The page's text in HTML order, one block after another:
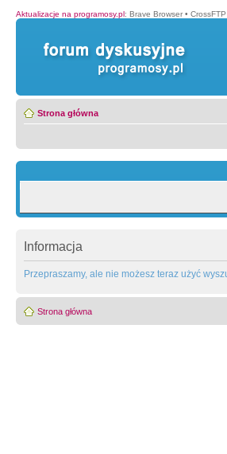
Aktualizacje na programosy.pl: Brave Browser •
Strona główna
Informacja
Przepraszamy, ale nie możesz teraz użyć
Strona główna